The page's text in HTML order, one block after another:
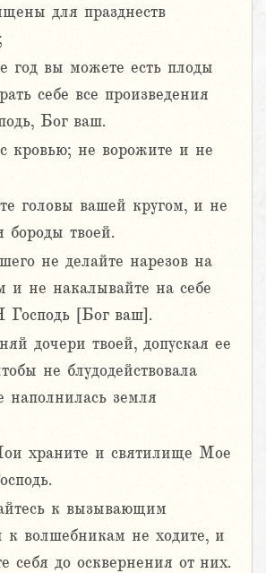
для празднеств
год вы можете есть плоды
себе все произведения
Бог ваш.
кровью; не ворожите и не
головы вашей кругом, и не
бороды твоей.
не делайте нарезов на
и не накалывайте на себе
Господь [Бог ваш].
дочери твоей, допуская ее
не блудодействовала
наполнилась земля
храните и святилище Мое
к вызывающим
к волшебникам не ходите, и
себя до осквернения от них.